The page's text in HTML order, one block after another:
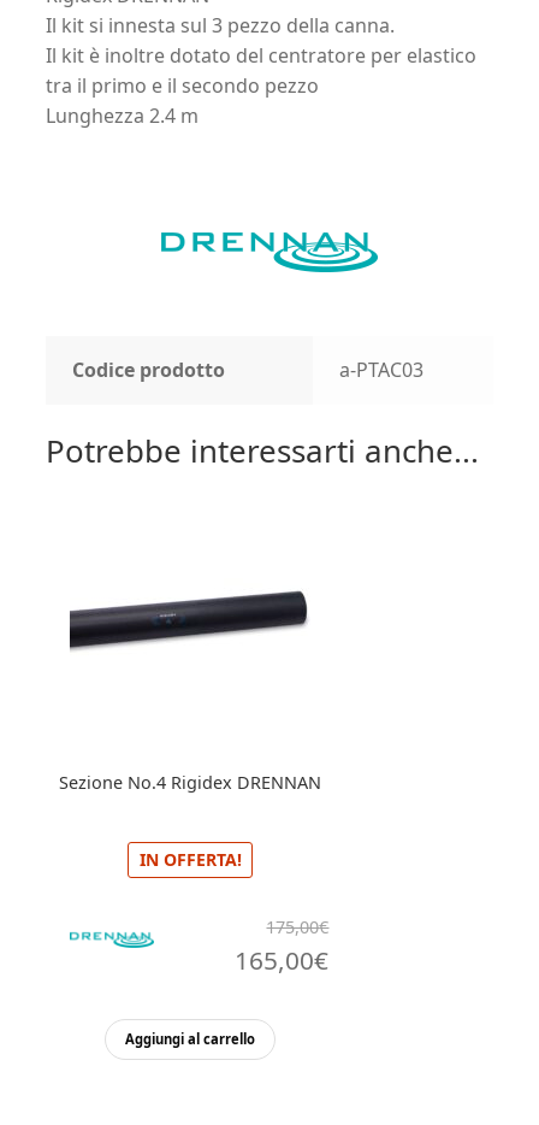
Il kit si innesta sul 3 pezzo della canna.
Il kit è inoltre dotato del centratore per elastico
tra il primo e il secondo pezzo
Lunghezza 2.4 m
Codice prodotto a-PTAC03
Potrebbe interessarti anche...
Sezione No.4 Rigidex DRENNAN
IN OFFERTA!
175,00€
originale
165,00€Il
Aggiungi al carrello